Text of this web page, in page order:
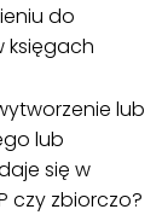
do
księgach
lub
lub
się w
czy zbiorczo?